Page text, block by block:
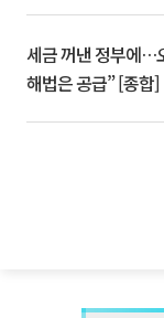
세금 꺼낸 정부에…
해법은 공급” [종합]